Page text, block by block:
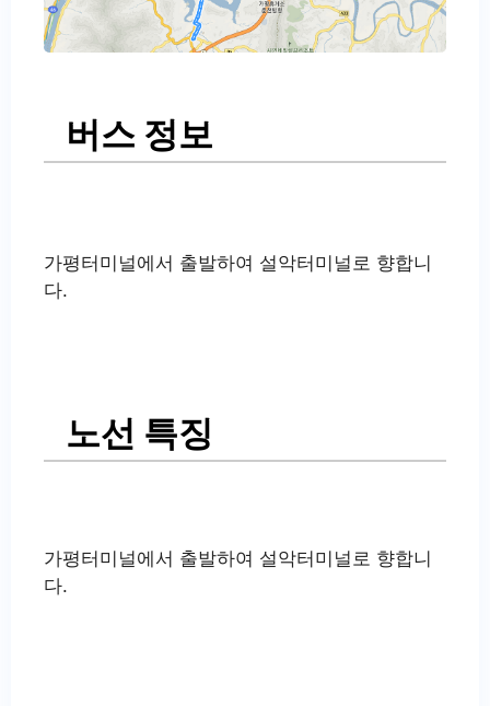
버스 정보
가평터미널에서 출발하여 설악터미널로 향합니
다.
노선 특징
가평터미널에서 출발하여 설악터미널로 향합니
다.